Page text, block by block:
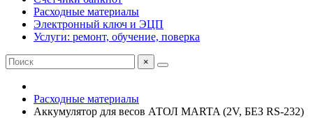
Расходные материалы
Электронный ключ и ЭЦП
Услуги: ремонт, обучение, поверка
×
Расходные материалы
Аккумулятор для весов АТОЛ MARTA (2V, БЕЗ RS-232)